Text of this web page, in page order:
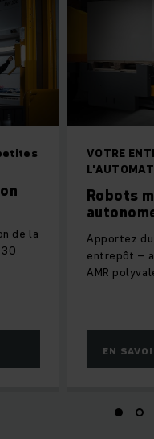
VOTRE
Robots
Apportez
entrepôt –
AMR
EN
de la